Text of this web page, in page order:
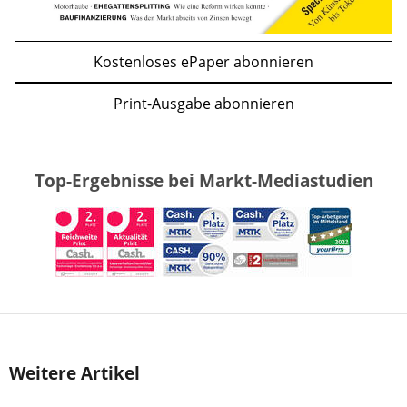
Kostenloses ePaper abonnieren
Print-Ausgabe abonnieren
Top-Ergebnisse bei Markt-Mediastudien
Weitere Artikel